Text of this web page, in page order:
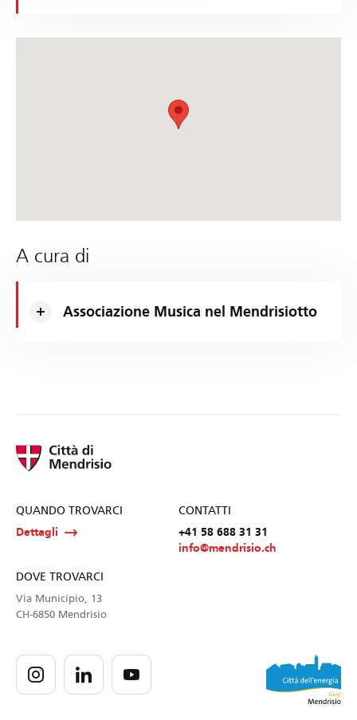
A cura di
Associazione Musica nel Mendrisiotto
QUANDO TROVARCI
Dettagli
CONTATTI
+41 58 688 31 31
info@mendrisio.ch
DOVE TROVARCI
Via Municipio, 13
CH-6850 Mendrisio